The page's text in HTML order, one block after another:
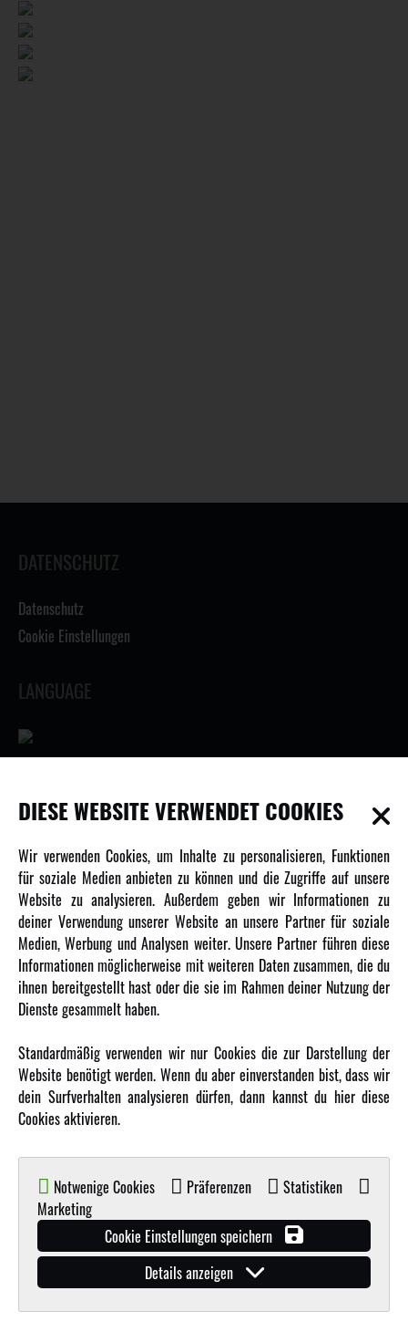
DATENSCHUTZ
Datenschutz
Cookie Einstellungen
LANGUAGE
INFORMATIONEN
Newsletter
Über uns
Karriere
Amewi Kataloge
MEHR VON AMEWI
Amewi Construction - Nutzfahrzeuge
Malinos - Die kreative Seite von Amewi
Werden Sie Amewi Händler
© Copyright 2019 - 2026 Amewi Trade GmbH - Alle Rechte vorbehalten |Impressum| Der
DIESE WEBSITE VERWENDET COOKIES
Wir verwenden Cookies, um Inhalte zu personalisieren, Funktionen
für soziale Medien anbieten zu können und die Zugriffe auf unsere
Website zu analysieren. Außerdem geben wir Informationen zu
deiner Verwendung unserer Website an unsere Partner für soziale
Medien, Werbung und Analysen weiter. Unsere Partner führen diese
Informationen möglicherweise mit weiteren Daten zusammen, die du
ihnen bereitgestellt hast oder die sie im Rahmen deiner Nutzung der
Dienste gesammelt haben.
Standardmäßig verwenden wir nur Cookies die zur Darstellung der
Website benötigt werden. Wenn du aber einverstanden bist, dass wir
dein Surfverhalten analysieren dürfen, dann kannst du hier diese
Cookies aktivieren.
Notwenige Cookies Präferenzen
Statistiken
Marketing
Cookie Einstellungen speichern
Details anzeigen